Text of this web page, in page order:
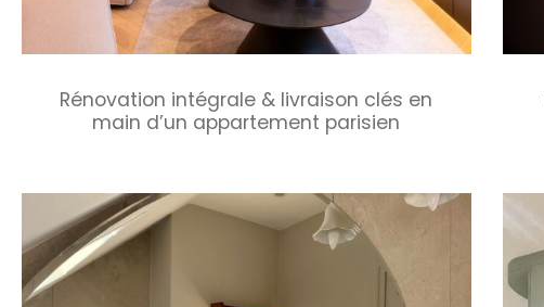
Rénovation intégrale & livraison clés en
main d’un appartement parisien